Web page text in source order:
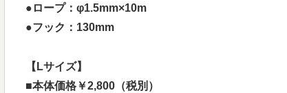
●ロープ：φ1.5mm×10m
●フック：130mm
【Lサイズ】
■本体価格￥2,800（税別）